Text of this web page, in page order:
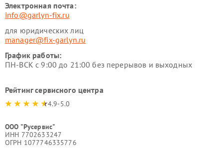
Электронная почта:
info@garlyn-fix.ru
для юридических лиц
manager@fix-garlyn.ru
График работы:
ПН-ВСК с 9:00 до 21:00 без перерывов и выходных
Рейтинг сервисного центра
4.9-5.0
ООО "Русервис"
ИНН 7702633247
ОГРН 1077746335776